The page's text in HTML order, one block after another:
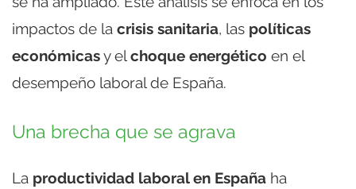
impactos de la crisis sanitaria, las políticas
económicasy elchoque energético en el
desempeño laboral de España.
Una brecha que se agrava
La productividad laboral en España ha